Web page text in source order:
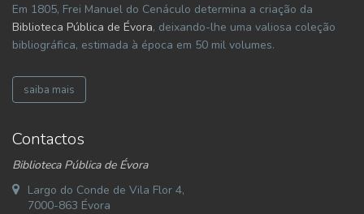
Em 1805, Frei Manuel do Cenáculo determina a criação da
Biblioteca Pública de Évora, deixando-lhe uma valiosa coleção
bibliográfica, estimada à época em 50 mil volumes.
saiba mais
Contactos
Biblioteca Pública de Évora
Largo do Conde de Vila Flor 4,
7000-863 Évora